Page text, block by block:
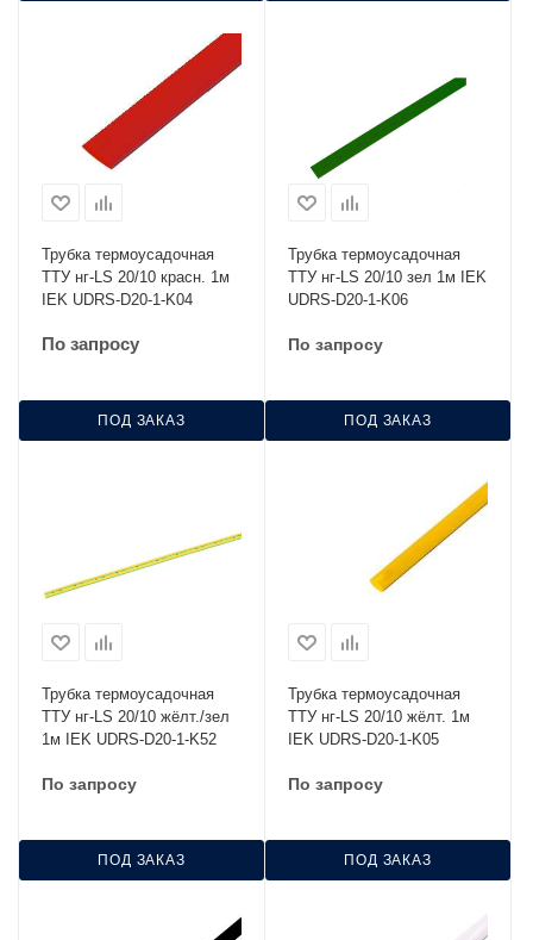
Трубка термоусадочная
ТТУ нг-LS 20/10 красн. 1м
IEK UDRS-D20-1-K04
По запросу
ПОД ЗАКАЗ
Трубка термоусадочная
ТТУ нг-LS 20/10 зел 1м IEK
UDRS-D20-1-K06
По запросу
ПОД ЗАКАЗ
Трубка термоусадочная
ТТУ нг-LS 20/10 жёлт./зел
1м IEK UDRS-D20-1-K52
По запросу
ПОД ЗАКАЗ
Трубка термоусадочная
ТТУ нг-LS 20/10 жёлт. 1м
IEK UDRS-D20-1-K05
По запросу
ПОД ЗАКАЗ